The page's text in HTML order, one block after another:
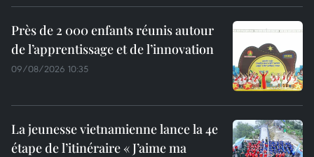
Près de 2 000 enfants réunis autour
de l’apprentissage et de l’innovation
09/08/2026 10:35
La jeunesse vietnamienne lance la 4e
étape de l’itinéraire « J’aime ma